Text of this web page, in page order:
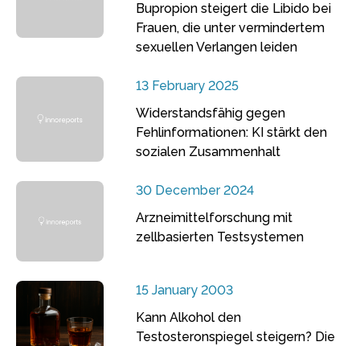
Bupropion steigert die Libido bei
Frauen, die unter vermindertem
sexuellen Verlangen leiden
13 February 2025
Widerstandsfähig gegen
Fehlinformationen: KI stärkt den
sozialen Zusammenhalt
30 December 2024
Arzneimittelforschung mit
zellbasierten Testsystemen
15 January 2003
Kann Alkohol den
Testosteronspiegel steigern? Die